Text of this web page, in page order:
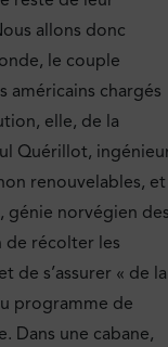
allons donc
le couple
américains chargés
elle, de la
Quérillot,
renouvelables, et
génie norvégien
de récolter les
de s’assurer « de la
programme de
Dans une cabane,